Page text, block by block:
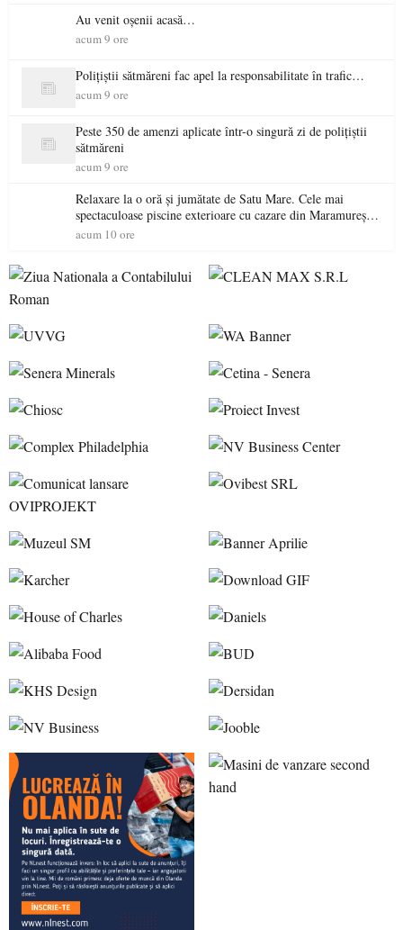
Au venit oșenii acasă…
acum 9 ore
Polițiștii sătmăreni fac apel la responsabilitate în trafic…
acum 9 ore
Peste 350 de amenzi aplicate într-o singură zi de polițiștii
sătmăreni
acum 9 ore
Relaxare la o oră și jumătate de Satu Mare. Cele mai
spectaculoase piscine exterioare cu cazare din Maramureș,
ideale pentru o escapadă de vară
acum 10 ore